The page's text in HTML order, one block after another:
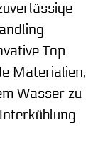
Top
Materialien,
Wasser zu